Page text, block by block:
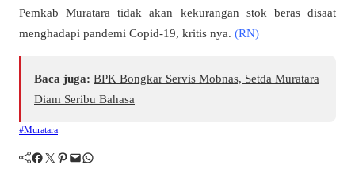
Pemkab Muratara tidak akan kekurangan stok beras disaat
menghadapi pandemi Copid-19, kritis nya. (RN)
Baca juga: BPK Bongkar Servis Mobnas, Setda Muratara
Diam Seribu Bahasa
#Muratara
Facebook Twitter Pinterest Mail WhatsApp